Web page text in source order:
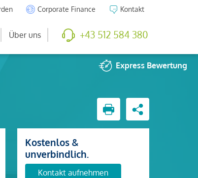
Corporate Finance Kontakt
Über uns +43 512 584 380
Express Bewertung
Kostenlos &
unverbindlich.
Kontakt aufnehmen